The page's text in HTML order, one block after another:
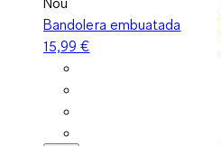
Bandolera embuatada
15,99 €